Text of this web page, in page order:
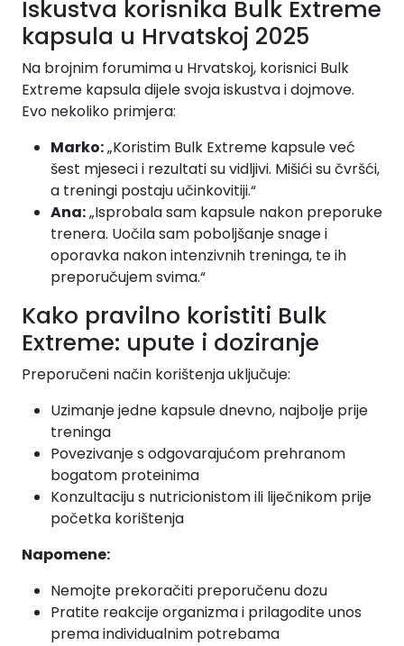
Iskustva korisnika Bulk Extreme
kapsula u Hrvatskoj 2025
Na brojnim forumima u Hrvatskoj, korisnici Bulk
Extreme kapsula dijele svoja iskustva i dojmove.
Evo nekoliko primjera:
Marko:„Koristim Bulk Extreme kapsule već
šest mjeseci i rezultati su vidljivi. Mišići su čvršći,
a treningi postaju učinkovitiji.“
Ana:„Isprobala sam kapsule nakon preporuke
trenera. Uočila sam poboljšanje snage i
oporavka nakon intenzivnih treninga, te ih
preporučujem svima.“
Kako pravilno koristiti Bulk
Extreme: upute i doziranje
Preporučeni način korištenja uključuje:
Uzimanje jedne kapsule dnevno, najbolje prije
treninga
Povezivanje s odgovarajućom prehranom
bogatom proteinima
Konzultaciju s nutricionistom ili liječnikom prije
početka korištenja
Napomene:
Nemojte prekoračiti preporučenu dozu
Pratite reakcije organizma i prilagodite unos
prema individualnim potrebama